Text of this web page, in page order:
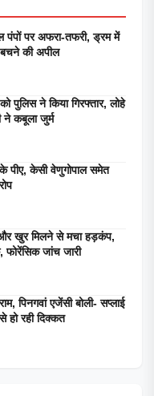
पंपों पर अफरा-तफरी, ड्रम में
की अपील
पुलिस ने किया गिरफ्तार, लोहे
ने कबूला जुर्म
पीए, केसी वेणुगोपाल समेत
खुर मिलने से मचा हड़कंप,
फोरेंसिक जांच जारी
पिनगवां एजेंसी बोली- सप्लाई
हो रही दिक्कत